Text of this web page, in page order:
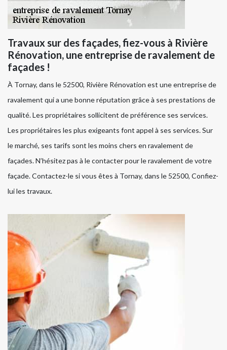
Travaux sur des façades, fiez-vous à Rivière
Rénovation, une entreprise de ravalement de
façades !
À Tornay, dans le 52500, Rivière Rénovation est une entreprise de
ravalement qui a une bonne réputation grâce à ses prestations de
qualité. Les propriétaires sollicitent de préférence ses services.
Les propriétaires les plus exigeants font appel à ses services. Sur
le marché, ses tarifs sont les moins chers en ravalement de
façades. N’hésitez pas à le contacter pour le ravalement de votre
façade. Contactez-le si vous êtes à Tornay, dans le 52500, Confiez-
lui les travaux.